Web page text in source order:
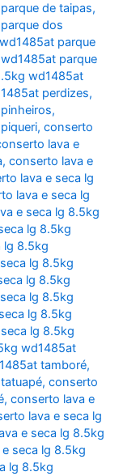
de taipas,
dos
parque
parque
wd1485at
perdizes,
,
,conserto
lava e
,conserto lava e
lava e seca lg
lava e seca lg
e seca lg 8.5kg
lg 8.5kg
lg 8.5kg
lg 8.5kg
lg 8.5kg
lg 8.5kg
lg 8.5kg
lg 8.5kg
wd1485at
tamboré,
,conserto
,conserto lava e
lava e seca lg
e seca lg 8.5kg
seca lg 8.5kg
lg 8.5kg